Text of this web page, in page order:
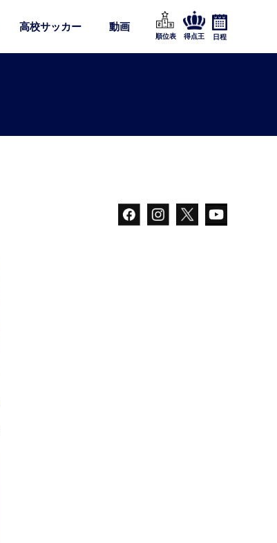
高校サッカー 動画
順位表 得点王 日程